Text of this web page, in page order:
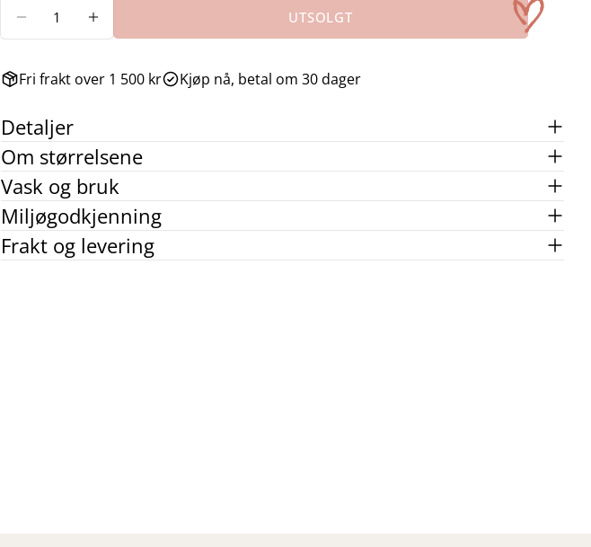
REDUSER ANTALL FOR HALS ONE SIZE I RIBBESTRIKKET ULL-LYS
ØK ANTALL FOR HALS ONE SIZE I RIBBESTRIKKET ULL-LYS
UTSOLGT
Fri frakt over 1 500 kr Kjøp nå, betal om 30 dager
Detaljer
Om størrelsene
Vask og bruk
Miljøgodkjenning
Frakt og levering